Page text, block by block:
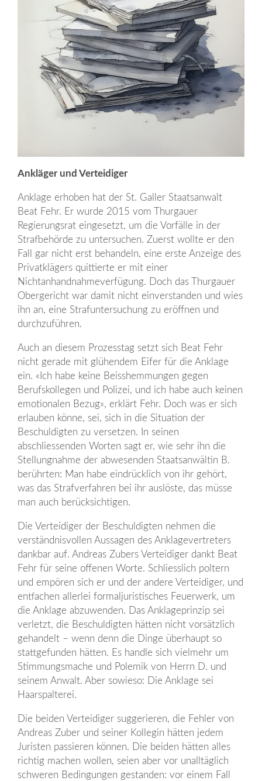
Ankläger und Verteidiger
Anklage erhoben hat der St. Galler Staatsanwalt
Beat Fehr. Er wurde 2015 vom Thurgauer
Regierungsrat eingesetzt, um die Vorfälle in der
Strafbehörde zu untersuchen. Zuerst wollte er den
Fall gar nicht erst behandeln, eine erste Anzeige des
Privatklägers quittierte er mit einer
Nichtanhandnahmeverfügung. Doch das Thurgauer
Obergericht war damit nicht einverstanden und wies
ihn an, eine Strafuntersuchung zu eröffnen und
durchzuführen.
Auch an diesem Prozesstag setzt sich Beat Fehr
nicht gerade mit glühendem Eifer für die Anklage
ein. «Ich habe keine Beisshemmungen gegen
Berufskollegen und Polizei, und ich habe auch keinen
emotionalen Bezug», erklärt Fehr. Doch was er sich
erlauben könne, sei, sich in die Situation der
Beschuldigten zu versetzen. In seinen
abschliessenden Worten sagt er, wie sehr ihn die
Stellungnahme der abwesenden Staatsanwältin B.
berührten: Man habe eindrücklich von ihr gehört,
was das Strafverfahren bei ihr auslöste, das müsse
man auch berücksichtigen.
Die Verteidiger der Beschuldigten nehmen die
verständnisvollen Aussagen des Anklagevertreters
dankbar auf. Andreas Zubers Verteidiger dankt Beat
Fehr für seine offenen Worte. Schliesslich poltern
und empören sich er und der andere Verteidiger, und
entfachen allerlei formaljuristisches Feuerwerk, um
die Anklage abzuwenden. Das Anklageprinzip sei
verletzt, die Beschuldigten hätten nicht vorsätzlich
gehandelt – wenn denn die Dinge überhaupt so
stattgefunden hätten. Es handle sich vielmehr um
Stimmungsmache und Polemik von Herrn D. und
seinem Anwalt. Aber sowieso: Die Anklage sei
Haarspalterei.
Die beiden Verteidiger suggerieren, die Fehler von
Andreas Zuber und seiner Kollegin hätten jedem
Juristen passieren können. Die beiden hätten alles
richtig machen wollen, seien aber vor unalltäglich
schweren Bedingungen gestanden: vor einem Fall